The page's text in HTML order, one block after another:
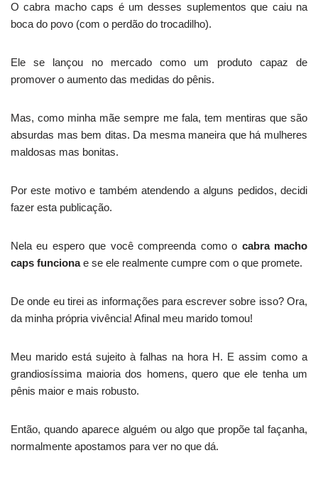
O cabra macho caps é um desses suplementos que caiu na
boca do povo (com o perdão do trocadilho).
Ele se lançou no mercado como um produto capaz de
promover o aumento das medidas do pênis.
Mas, como minha mãe sempre me fala, tem mentiras que são
absurdas mas bem ditas. Da mesma maneira que há mulheres
maldosas mas bonitas.
Por este motivo e também atendendo a alguns pedidos, decidi
fazer esta publicação.
Nela eu espero que você compreenda como o cabra macho
caps funcionae se ele realmente cumpre com o que promete.
De onde eu tirei as informações para escrever sobre isso? Ora,
da minha própria vivência! Afinal meu marido tomou!
Meu marido está sujeito à falhas na hora H. E assim como a
grandiosíssima maioria dos homens, quero que ele tenha um
pênis maior e mais robusto.
Então, quando aparece alguém ou algo que propõe tal façanha,
normalmente apostamos para ver no que dá.